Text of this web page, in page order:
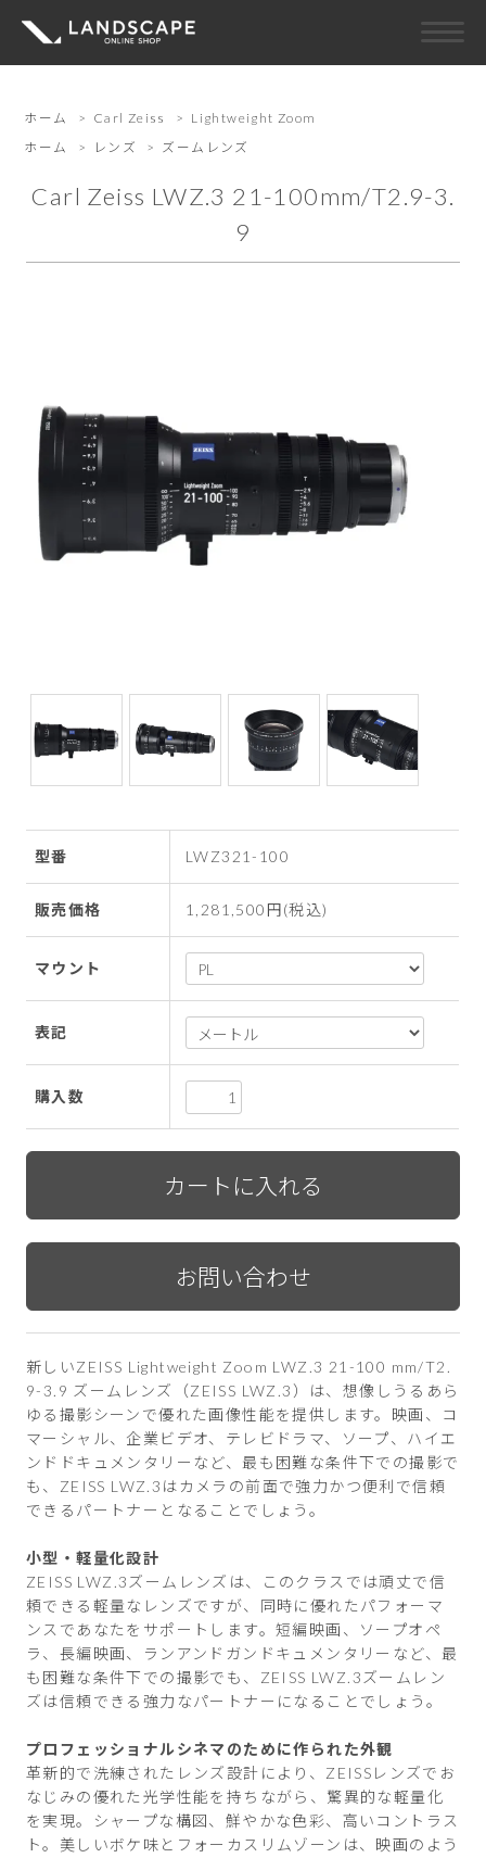
ホーム > Carl Zeiss > Lightweight Zoom
ホーム
> レンズ > ズームレンズ
Carl Zeiss LWZ.3 21-100mm/T2.9-3.
9
型番 LWZ321-100
販売価格 1,281,500円(税込)
マウント
表記
購入数
新しいZEISS Lightweight Zoom LWZ.3 21-100 mm/T2.
9-3.9 ズームレンズ（ZEISS LWZ.3）は、想像しうるあら
ゆる撮影シーンで優れた画像性能を提供します。映画、コ
マーシャル、企業ビデオ、テレビドラマ、ソープ、ハイエ
ンドドキュメンタリーなど、最も困難な条件下での撮影で
も、ZEISS LWZ.3はカメラの前面で強力かつ便利で信頼
できるパートナーとなることでしょう。
小型・軽量化設計
ZEISS LWZ.3ズームレンズは、このクラスでは頑丈で信
頼できる軽量なレンズですが、同時に優れたパフォーマ
ンスであなたをサポートします。短編映画、ソープオペ
ラ、長編映画、ランアンドガンドキュメンタリーなど、最
も困難な条件下での撮影でも、ZEISS LWZ.3ズームレン
ズは信頼できる強力なパートナーになることでしょう。
プロフェッショナルシネマのために作られた外観
革新的で洗練されたレンズ設計により、ZEISSレンズでお
なじみの優れた光学性能を持ちながら、驚異的な軽量化
を実現。シャープな構図、鮮やかな色彩、高いコントラス
ト。美しいボケ味とフォーカスリムゾーンは、映画のよう